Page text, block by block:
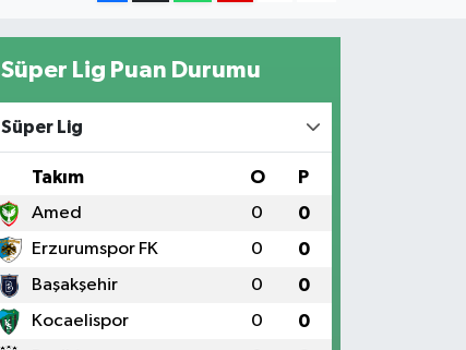
Süper Lig Puan Durumu
Süper Lig
Takım O P
Amed 0 0
Erzurumspor FK 0 0
Başakşehir 0 0
Kocaelispor 0 0